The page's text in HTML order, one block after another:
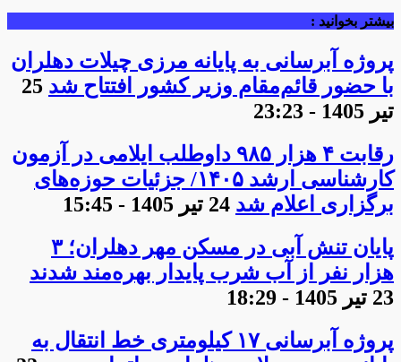
بیشتر بخوانید :
پروژه آبرسانی به پایانه مرزی چیلات دهلران
با حضور قائم‌مقام وزیر کشور افتتاح شد 25
تیر 1405 - 23:23
رقابت ۴ هزار ۹۸۵ داوطلب ایلامی در آزمون
کارشناسی ارشد ۱۴۰۵/ جزئیات حوزه‌های
برگزاری اعلام شد 24 تیر 1405 - 15:45
پایان تنش آبی در مسکن مهر دهلران؛ ۳
هزار نفر از آب شرب پایدار بهره‌مند شدند
23 تیر 1405 - 18:29
پروژه آبرسانی ۱۷ کیلومتری خط انتقال به